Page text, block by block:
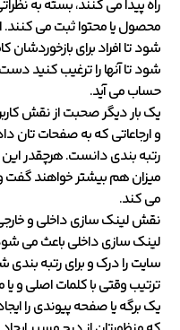
راه پیدا می کنند، بسته به
محصول یا محتوا ثبت می
شود تا افراد برای بازخوردشان
شود تا آنها را ترغیب کنید
حساب می آید.
یک بار دیگر صحبت از نقش
و ارجاعاتی که به صفحات تان
رتبه بندی دانست. هرچقدر این
میزان هم بیشتر خواهند
می کند.
نقش لینک سازی داخلی و
لینک سازی داخلی باعث می
سایت را درک و برای رتبه
ترتیب وقتی با کلمات اصلی و
یک برگه یا صفحه پیوندی را